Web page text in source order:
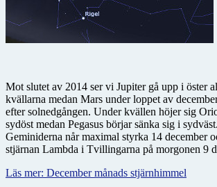
Mot slutet av 2014 ser vi Jupiter gå upp i öster
kvällarna medan Mars under loppet av
efter solnedgången. Under kvällen höjer sig
sydöst medan Pegasus börjar sänka sig i
Geminiderna når maximal styrka 14 december
stjärnan Lambda i Tvillingarna på morgonen 9
Läs mer: December månads stjärnhimmel